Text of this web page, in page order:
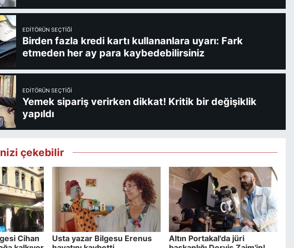
EDITÖRÜN SEÇTIĞI
Birden fazla kredi kartı kullananlara uyarı: Fark
etmeden her ay para kaybedebilirsiniz
EDITÖRÜN SEÇTIĞI
Yemek sipariş verirken dikkat! Kritik bir değişiklik
yapıldı
çekebilir
Cihan
Usta yazar Bilgesu Erenus
Altın Portakal'da jüri